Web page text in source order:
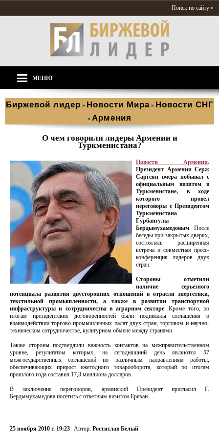
Поиск по сайту »
МЕНЮ
Биржевой лидер » Новости Мира » Новости СНГ
» Армения
О чем говорили лидеры Армении и
Туркменистана?
Новости Армении.
Президент Армении Серж
Саргсян вчера побывал с
официальным визитом в
Туркменистане, в ходе
которого провел
переговоры с Президентом
Туркменистана
Гурбангулы
Бердымухамедовым. После
беседы при закрытых дверях,
состоялась расширенная
встреча и совместная пресс-
конференция лидеров двух
стран.
Стороны отметили
наличие серьезного
потенциала развития двусторонних отношений в отрасли энергетики,
текстильной промышленности, а также в развитии транспортной
инфраструктуры и сотрудничества в аграрном секторе. Кроме того, по
итогам президентских договоренностей были подписаны соглашения о
взаимодействии торгово-промышленных палат двух стран, торговом и научно-
техническом сотрудничестве, культурном обмене между странами.
Также стороны подтвердили важность контактов на межправительственном
уровне, результатом которых, на сегодняшний день являются 57
межгосударственных соглашений по различным направлениям работы,
обеспечивающих прирост ежегодного товарооборота, который по итогам
прошлого года составил 17,3 миллиона долларов.
В заключение переговоров, армянский Президент пригласил Г.
Бердымухамедова посетить с ответным визитом Ереван.
25 ноября 2010 г. 19:23 Автор: Ростислав Белый